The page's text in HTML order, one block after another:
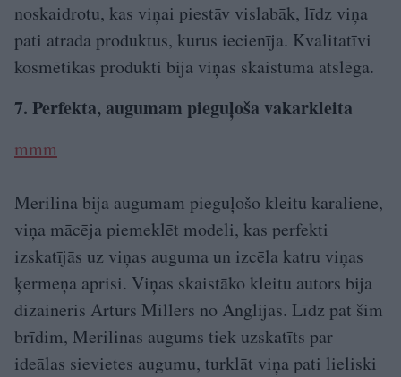
noskaidrotu, kas viņai piestāv vislabāk, līdz viņa
pati atrada produktus, kurus iecienīja. Kvalitatīvi
kosmētikas produkti bija viņas skaistuma atslēga.
7. Perfekta, augumam pieguļoša vakarkleita
mmm
Merilina bija augumam pieguļošo kleitu karaliene,
viņa mācēja piemeklēt modeli, kas perfekti
izskatījās uz viņas auguma un izcēla katru viņas
ķermeņa aprisi. Viņas skaistāko kleitu autors bija
dizaineris Artūrs Millers no Anglijas. Līdz pat šim
brīdim, Merilinas augums tiek uzskatīts par
ideālas sievietes augumu, turklāt viņa pati lieliski